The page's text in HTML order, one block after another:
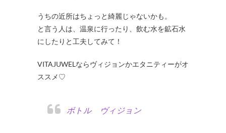
うちの近所はちょっと綺麗じゃないかも。
と言う人は、温泉に行ったり、飲む水を鉱石水
にしたりと工夫してみて！
VITAJUWELならヴィジョンかエタニティーがオ
ススメ♡
ボトル ヴィジョン